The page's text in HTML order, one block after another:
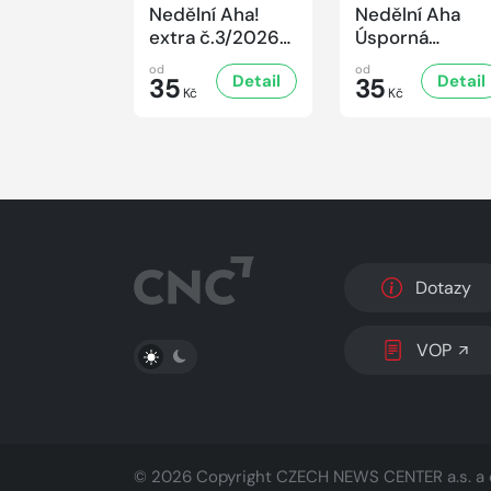
Nedělní Aha!
extra č.3/2026
Úsporná
kuchařka -
Sladké vaření
od
35 Kč
Detail
Nedělní Aha
Úsporná
kuchařka -
Houbová... od
hříbků po lišky
od
35 Kč
Detail
PŘEPNOUT SVĚTLÝ/TMAVÝ REŽIM
Dotazy
VOP
© 2026 Copyright CZECH NEWS CENTER a.s. a